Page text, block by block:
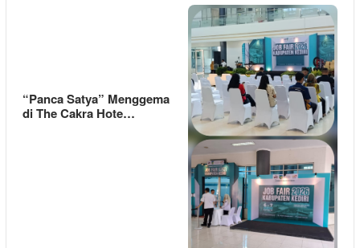
“Panca Satya” Menggema
di The Cakra Hote…